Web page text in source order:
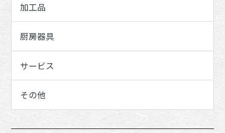
加工品
厨房器具
サービス
その他